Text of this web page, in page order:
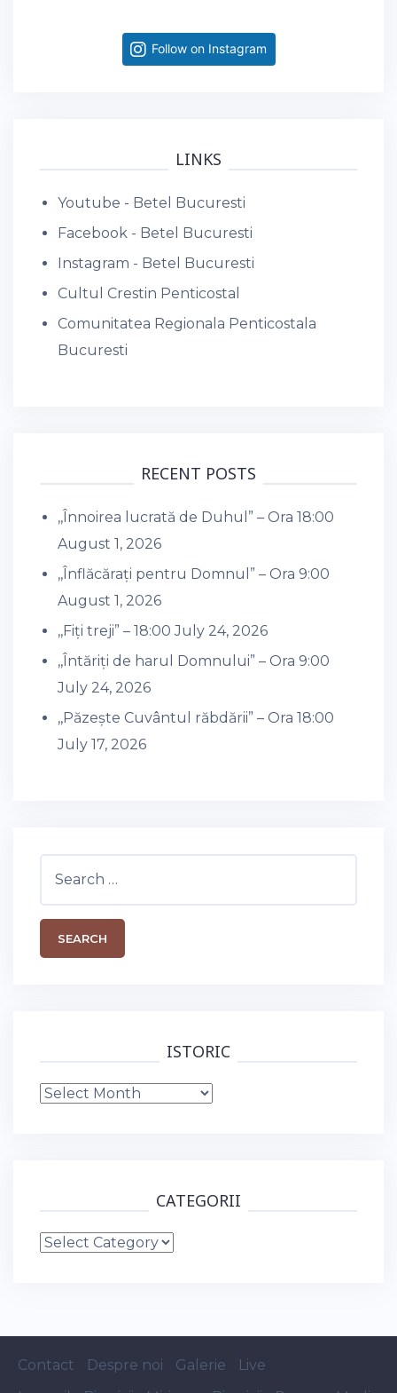
Follow on Instagram
LINKS
Youtube - Betel Bucuresti
Facebook - Betel Bucuresti
Instagram - Betel Bucuresti
Cultul Crestin Penticostal
Comunitatea Regionala Penticostala
Bucuresti
RECENT POSTS
,,Înnoirea lucrată de Duhul” – Ora 18:00
August 1, 2026
,,Înflăcărați pentru Domnul” – Ora 9:00
August 1, 2026
,,Fiți treji” – 18:00 July 24, 2026
,,Întăriți de harul Domnului” – Ora 9:00
July 24, 2026
,,Păzește Cuvântul răbdării” – Ora 18:00
July 17, 2026
ISTORIC
Istoric
CATEGORII
Categorii
Contact Despre noi Galerie
Live